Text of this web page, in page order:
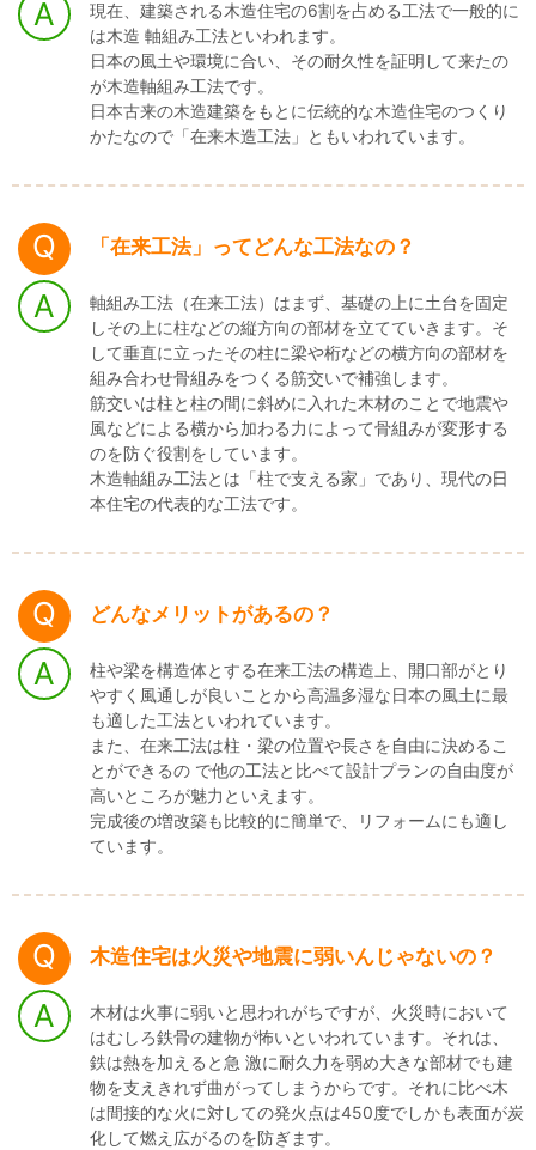
現在、建築される木造住宅の6割を占める工法で一般的に
は木造 軸組み工法といわれます。
日本の風土や環境に合い、その耐久性を証明して来たの
が木造軸組み工法です。
日本古来の木造建築をもとに伝統的な木造住宅のつくり
かたなので「在来木造工法」ともいわれています。
「在来工法」ってどんな工法なの？
軸組み工法（在来工法）はまず、基礎の上に土台を固定
しその上に柱などの縦方向の部材を立てていきます。そ
して垂直に立ったその柱に梁や桁などの横方向の部材を
組み合わせ骨組みをつくる筋交いで補強します。
筋交いは柱と柱の間に斜めに入れた木材のことで地震や
風などによる横から加わる力によって骨組みが変形する
のを防ぐ役割をしています。
木造軸組み工法とは「柱で支える家」であり、現代の日
本住宅の代表的な工法です。
どんなメリットがあるの？
柱や梁を構造体とする在来工法の構造上、開口部がとり
やすく風通しが良いことから高温多湿な日本の風土に最
も適した工法といわれています。
また、在来工法は柱・梁の位置や長さを自由に決めるこ
とができるの で他の工法と比べて設計プランの自由度が
高いところが魅力といえます。
完成後の増改築も比較的に簡単で、リフォームにも適し
ています。
木造住宅は火災や地震に弱いんじゃないの？
木材は火事に弱いと思われがちですが、火災時において
はむしろ鉄骨の建物が怖いといわれています。それは、
鉄は熱を加えると急 激に耐久力を弱め大きな部材でも建
物を支えきれず曲がってしまうからです。それに比べ木
は間接的な火に対しての発火点は450度でしかも表面が炭
化して燃え広がるのを防ぎます。